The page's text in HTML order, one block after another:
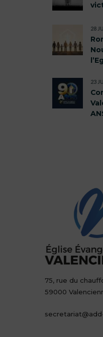
28
23
75, rue du
59000